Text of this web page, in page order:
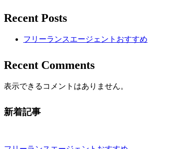
Recent Posts
フリーランスエージェントおすすめ
Recent Comments
表示できるコメントはありません。
新着記事